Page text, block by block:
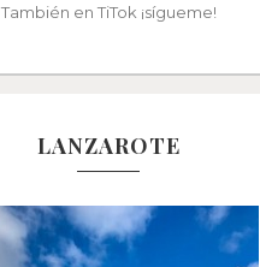
También en TiTok ¡sígueme!
LANZAROTE